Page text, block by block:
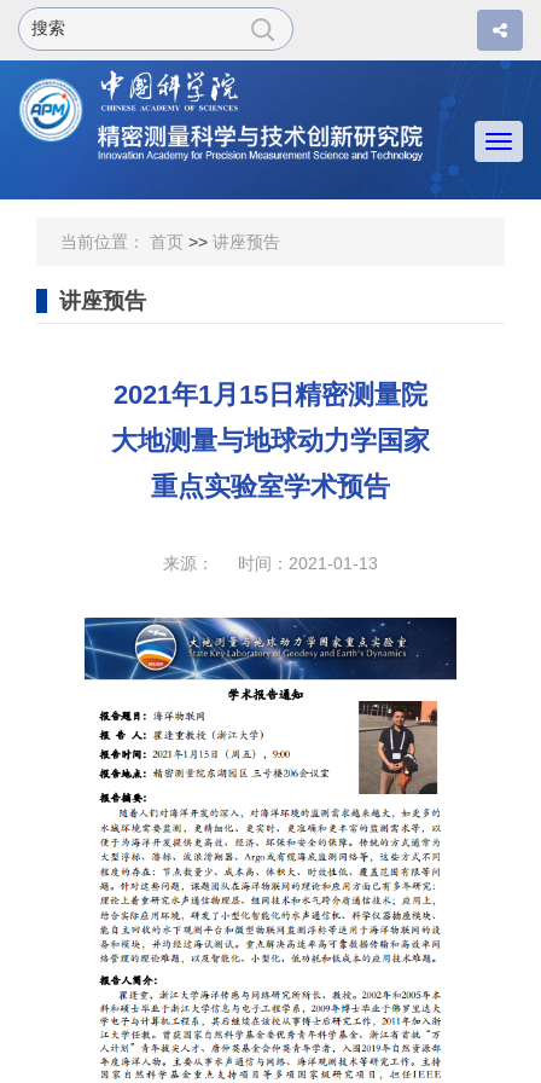
当前位置： 首页 >> 讲座预告
讲座预告
2021年1月15日精密测量院
大地测量与地球动力学国家
重点实验室学术预告
来源： 时间：2021-01-13